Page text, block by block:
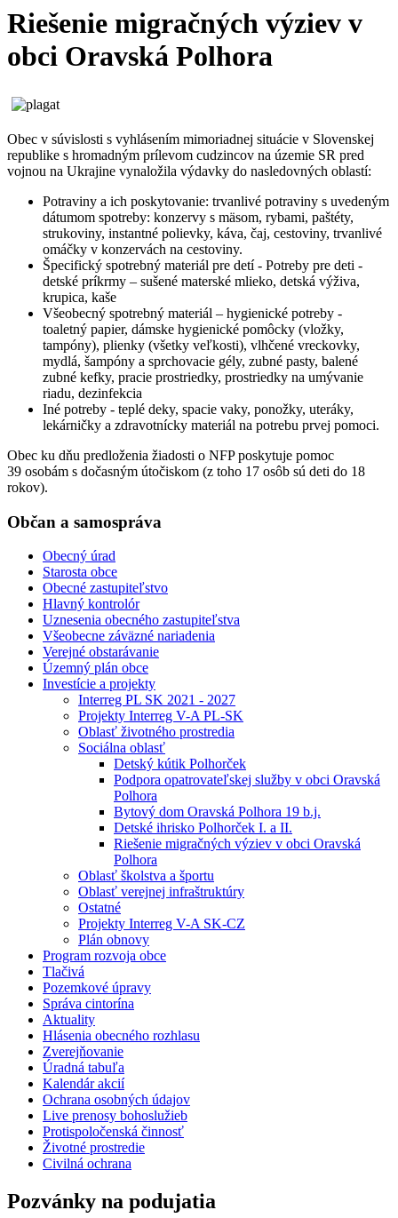
Riešenie migračných výziev v
obci Oravská Polhora
Obec v súvislosti s vyhlásením mimoriadnej situácie v Slovenskej
republike s hromadným prílevom cudzincov na územie SR pred
vojnou na Ukrajine vynaložila výdavky do nasledovných oblastí:
Potraviny a ich poskytovanie: trvanlivé potraviny s uvedeným
dátumom spotreby: konzervy s mäsom, rybami, paštéty,
strukoviny, instantné polievky, káva, čaj, cestoviny, trvanlivé
omáčky v konzervách na cestoviny.
Špecifický spotrebný materiál pre detí - Potreby pre deti -
detské príkrmy – sušené materské mlieko, detská výživa,
krupica, kaše
Všeobecný spotrebný materiál – hygienické potreby -
toaletný papier, dámske hygienické pomôcky (vložky,
tampóny), plienky (všetky veľkosti), vlhčené vreckovky,
mydlá, šampóny a sprchovacie gély, zubné pasty, balené
zubné kefky, pracie prostriedky, prostriedky na umývanie
riadu, dezinfekcia
Iné potreby - teplé deky, spacie vaky, ponožky, uteráky,
lekárničky a zdravotnícky materiál na potrebu prvej pomoci.
Obec ku dňu predloženia žiadosti o NFP poskytuje pomoc
39 osobám s dočasným útočiskom (z toho 17 osôb sú deti do 18
rokov).
Občan a samospráva
Obecný úrad
Starosta obce
Obecné zastupiteľstvo
Hlavný kontrolór
Uznesenia obecného zastupiteľstva
Všeobecne záväzné nariadenia
Verejné obstarávanie
Územný plán obce
Investície a projekty
Interreg PL SK 2021 - 2027
Projekty Interreg V-A PL-SK
Oblasť životného prostredia
Sociálna oblasť
Detský kútik Polhorček
Podpora opatrovateľskej služby v obci Oravská
Polhora
Bytový dom Oravská Polhora 19 b.j.
Detské ihrisko Polhorček I. a II.
Riešenie migračných výziev v obci Oravská
Polhora
Oblasť školstva a športu
Oblasť verejnej infraštruktúry
Ostatné
Projekty Interreg V-A SK-CZ
Plán obnovy
Program rozvoja obce
Tlačivá
Pozemkové úpravy
Správa cintorína
Aktuality
Hlásenia obecného rozhlasu
Zverejňovanie
Úradná tabuľa
Kalendár akcií
Ochrana osobných údajov
Live prenosy bohoslužieb
Protispoločenská činnosť
Životné prostredie
Civilná ochrana
Pozvánky na podujatia